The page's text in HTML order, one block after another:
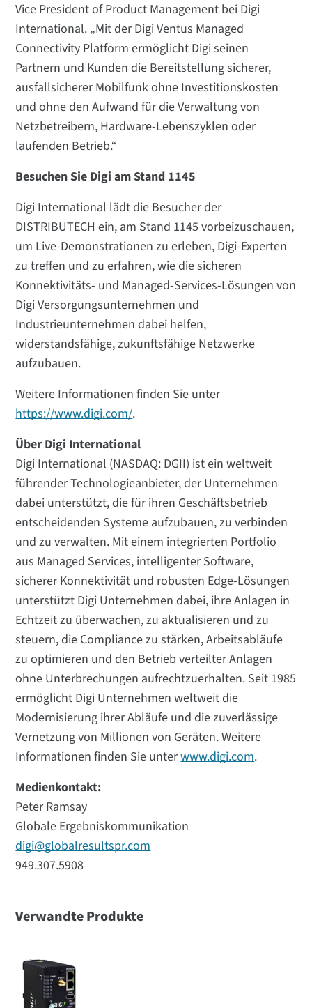
Vice President of Product Management bei Digi
International. „Mit der Digi Ventus Managed
Connectivity Platform ermöglicht Digi seinen
Partnern und Kunden die Bereitstellung sicherer,
ausfallsicherer Mobilfunk ohne Investitionskosten
und ohne den Aufwand für die Verwaltung von
Netzbetreibern, Hardware-Lebenszyklen oder
laufenden Betrieb.“
Besuchen Sie Digi am Stand 1145
Digi International lädt die Besucher der
DISTRIBUTECH ein, am Stand 1145 vorbeizuschauen,
um Live-Demonstrationen zu erleben, Digi-Experten
zu treffen und zu erfahren, wie die sicheren
Konnektivitäts- und Managed-Services-Lösungen von
Digi Versorgungsunternehmen und
Industrieunternehmen dabei helfen,
widerstandsfähige, zukunftsfähige Netzwerke
aufzubauen.
Weitere Informationen finden Sie unter
https://www.digi.com/.
Über Digi International
Digi International (NASDAQ: DGII) ist ein weltweit
führender Technologieanbieter, der Unternehmen
dabei unterstützt, die für ihren Geschäftsbetrieb
entscheidenden Systeme aufzubauen, zu verbinden
und zu verwalten. Mit einem integrierten Portfolio
aus Managed Services, intelligenter Software,
sicherer Konnektivität und robusten Edge-Lösungen
unterstützt Digi Unternehmen dabei, ihre Anlagen in
Echtzeit zu überwachen, zu aktualisieren und zu
steuern, die Compliance zu stärken, Arbeitsabläufe
zu optimieren und den Betrieb verteilter Anlagen
ohne Unterbrechungen aufrechtzuerhalten. Seit 1985
ermöglicht Digi Unternehmen weltweit die
Modernisierung ihrer Abläufe und die zuverlässige
Vernetzung von Millionen von Geräten. Weitere
Informationen finden Sie unterwww.digi.com.
Medienkontakt:
Peter Ramsay
Globale Ergebniskommunikation
digi@globalresultspr.com
949.307.5908
Verwandte Produkte